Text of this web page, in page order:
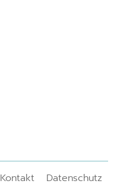
Kontakt Datenschutz